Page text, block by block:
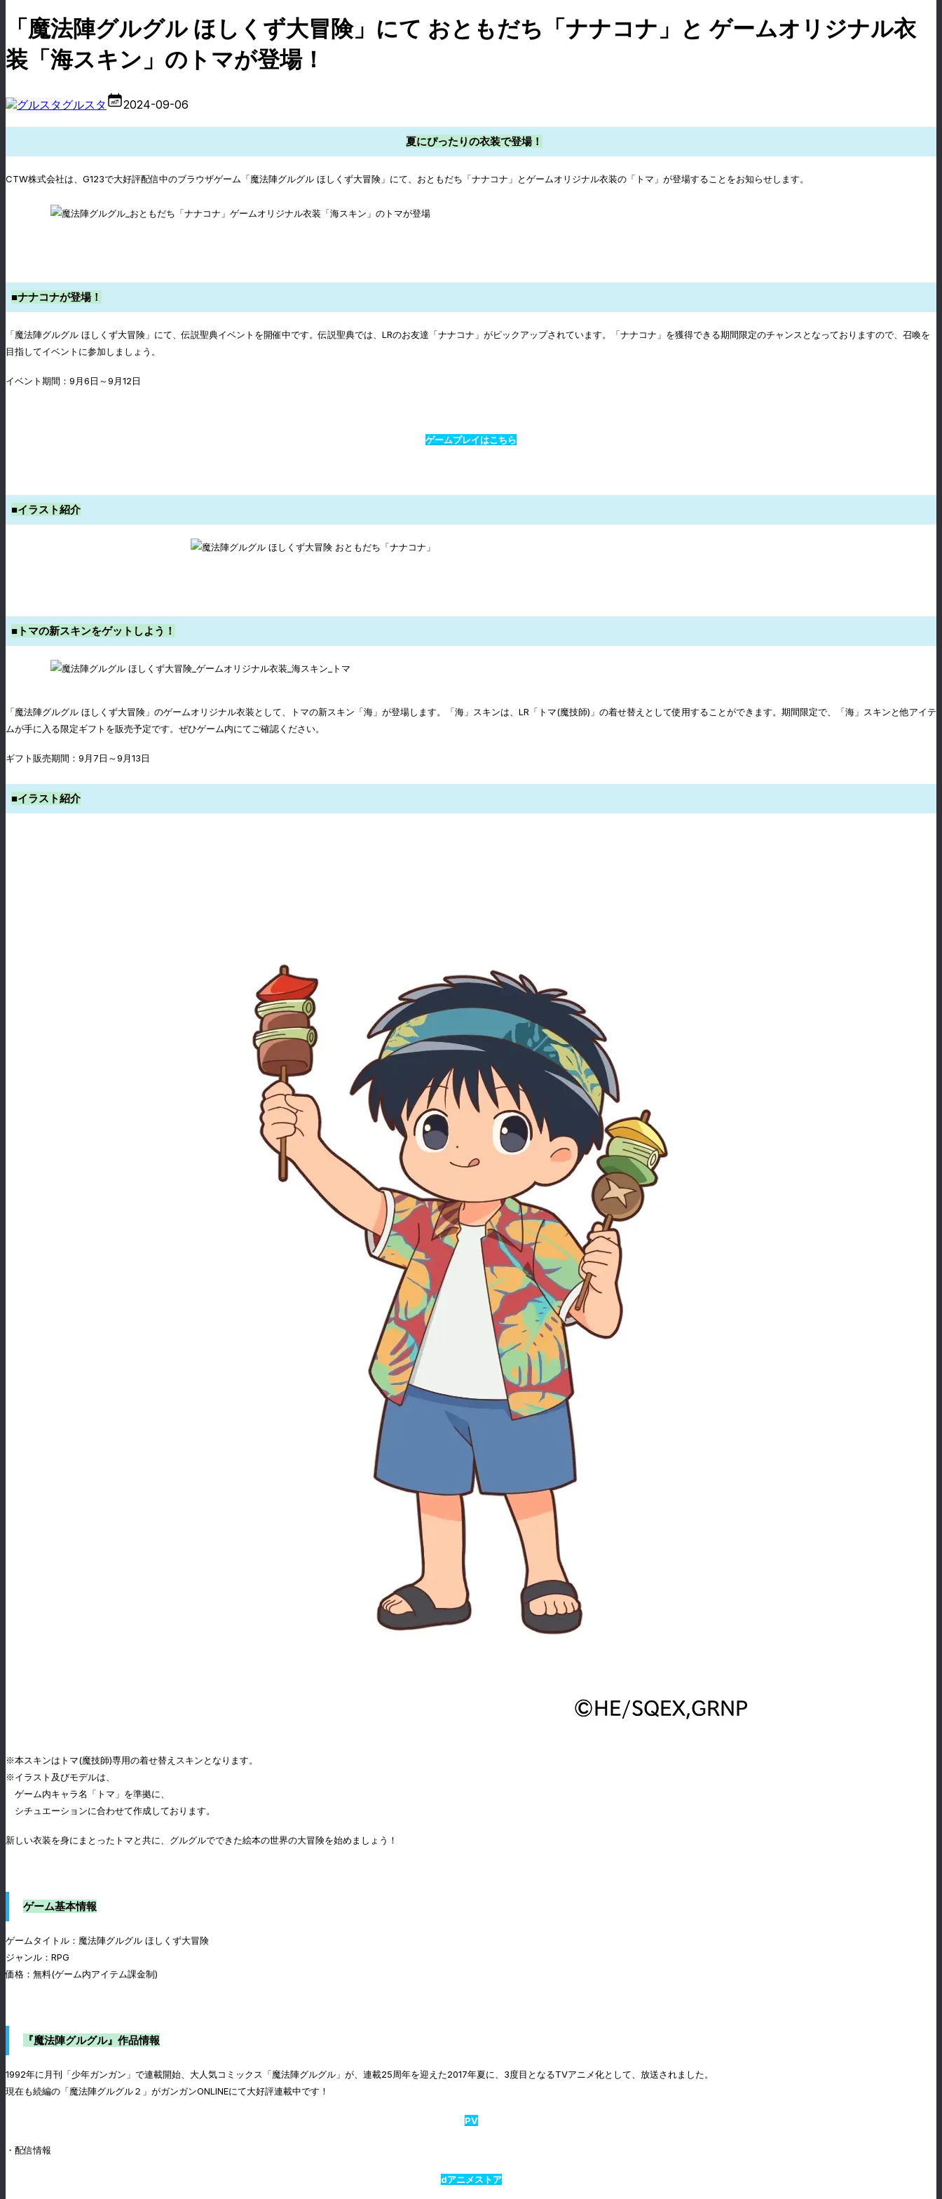
「魔法陣グルグル ほしくず大冒険」にて おともだち「ナナコナ」と ゲームオリジナル衣
装「海スキン」のトマが登場！
グルスタ 2024-09-06
夏にぴったりの衣装で登場！
CTW株式会社は、G123で大好評配信中のブラウザゲーム「魔法陣グルグル ほしくず大冒険」にて、おともだち「ナナコナ」とゲームオリジナル衣装の「トマ」が登場することをお知らせします。
■ナナコナが登場！
「魔法陣グルグル ほしくず大冒険」にて、伝説聖典イベントを開催中です。伝説聖典では、LRのお友達「ナナコナ」がピックアップされています。「ナナコナ」を獲得できる期間限定のチャンスとなっておりますので、召喚を
目指してイベントに参加しましょう。
イベント期間：9月6日～9月12日
ゲームプレイはこちら
■イラスト紹介
■トマの新スキンをゲットしよう！
「魔法陣グルグル ほしくず大冒険」のゲームオリジナル衣装として、トマの新スキン「海」が登場します。「海」スキンは、LR「トマ(魔技師)」の着せ替えとして使用することができます。期間限定で、「海」スキンと他アイテ
ムが手に入る限定ギフトを販売予定です。ぜひゲーム内にてご確認ください。
ギフト販売期間：9月7日～9月13日
■イラスト紹介
※本スキンはトマ(魔技師)専用の着せ替えスキンとなります。
※イラスト及びモデルは、
ゲーム内キャラ名「トマ」を準拠に、
シチュエーションに合わせて作成しております。
新しい衣装を身にまとったトマと共に、グルグルでできた絵本の世界の大冒険を始めましょう！
ゲーム基本情報
ゲームタイトル：魔法陣グルグル ほしくず大冒険
ジャンル：RPG
価格：無料(ゲーム内アイテム課金制)
『魔法陣グルグル』作品情報
1992年に月刊「少年ガンガン」で連載開始、大人気コミックス「魔法陣グルグル」が、連載25周年を迎えた2017年夏に、3度目となるTVアニメ化として、放送されました。
現在も続編の「魔法陣グルグル２」がガンガンONLINEにて大好評連載中です！
PV
・配信情報
dアニメストア